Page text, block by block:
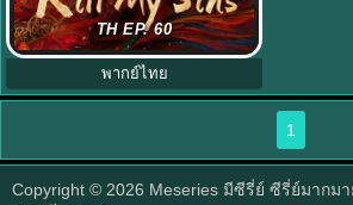
Kill My Sins ซับไทย (2025) ล้างบ่วง
บาป EP.1-30 (จบ)
TH EP. 60
พากย์ไทย
1
Copyright © 2026 Meseries มีซีรี่ย์ ซีรี่ย์มากม